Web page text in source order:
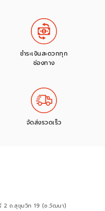
ชำระเงินสะดวกทุก
ช่องทาง
จัดส่งรวดเร็ว
2 ถ.สุขุมวิท 19 (ซ.วัฒนา)